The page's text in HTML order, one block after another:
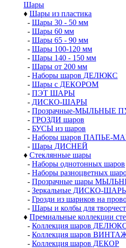
Шары
♦ Шары из пластика
- Шары 30 - 50 мм
- Шары 60 мм
- Шары 65 - 90 мм
- Шары 100-120 мм
- Шары 140 - 150 мм
- Шары от 200 мм
- Наборы шаров ДЕЛЮКС
- Шары с ДЕКОРОМ
- ПЭТ ШАРЫ
- ДИСКО-ШАРЫ
- Прозрачные-МЫЛЬНЫЕ
- ГРОЗДИ шаров
- БУСЫ из шаров
- Наборы шаров ПАПЬЕ-
- Шары ДИСНЕЙ
♦ Стеклянные шары
- Наборы однотонных шаров
- Наборы разноцветных
- Прозрачные шары
- Зеркальные ДИСКО-
- Грозди из шариков на
- Шары и колбы для
♦ Премиальные коллекции
- Коллекция шаров
- Коллекция шаров
- Коллекция шаров ДЕКОР